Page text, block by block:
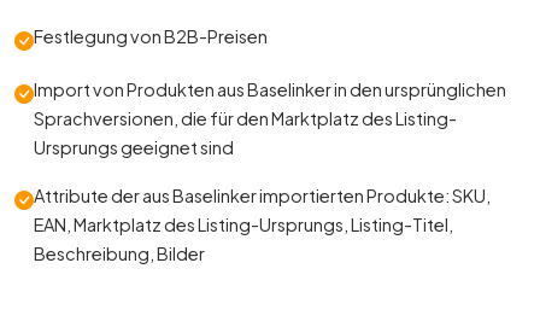
Festlegung von B2B-Preisen
Import von Produkten aus Baselinker in den ursprünglichen
Sprachversionen, die für den Marktplatz des Listing-
Ursprungs geeignet sind
Attribute der aus Baselinker importierten Produkte: SKU,
EAN, Marktplatz des Listing-Ursprungs, Listing-Titel,
Beschreibung, Bilder